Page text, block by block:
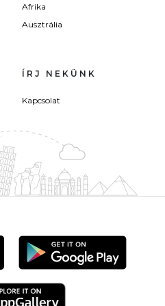
Afrika
Ausztrália
ÍRJ NEKÜNK
Kapcsolat